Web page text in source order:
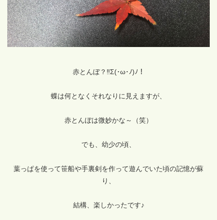
赤とんぼ？‼Σ(･ω･ﾉ)ﾉ！
蝶は何となくそれなりに見えますが、
赤とんぼは微妙かな～（笑）
でも、幼少の頃、
葉っぱを使って笹船や手裏剣を作って遊んでいた頃の記憶が蘇
り、
結構、楽しかったです♪